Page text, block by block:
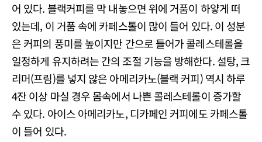
어 있다. 블랙커피를 막 내놓으면 위에 거품이 하얗게 떠
있는데, 이 거품 속에 카페스톨이 많이 들어 있다. 이 성분
은 커피의 풍미를 높이지만 간으로 들어가 콜레스테롤을
일정하게 유지하려는 간의 조절 기능을 방해한다. 설탕, 크
리머(프림)를 넣지 않은 아메리카노(블랙 커피) 역시 하루
4잔 이상 마실 경우 몸속에서 나쁜 콜레스테롤이 증가할
수 있다. 아이스 아메리카노, 디카페인 커피에도 카페스톨
이 들어 있다.